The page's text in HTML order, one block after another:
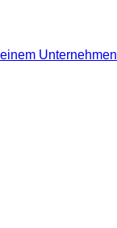
Unternehmen